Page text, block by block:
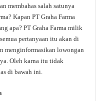
membahas salah satunya
Kapan PT Graha Farma
apa? PT Graha Farma milik
pertanyaan itu akan di
menginformasikan lowongan
Oleh karna itu tidak
di bawah ini.